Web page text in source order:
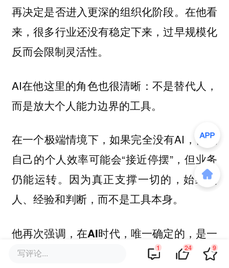
再决定是否进入更深的组织化阶段。在他看
来，很多行业还没有稳定下来，过早规模化
反而会限制灵活性。
AI在他这里的角色也很清晰： 不是替代人，
而是放大个人能力边界的工具。
在一个极端情境下，如果完全没有AI，他说
自己的个人效率可能会“接近停摆”，但业务
仍能运转。 因为真正支撑一切的，始终是
人、经验和判断，而不是工具本身。
他再次强调，在AI时代，唯一确定的，是一
个人不断学习、不断连接、不断适应变化的
写评论... 1 24 9